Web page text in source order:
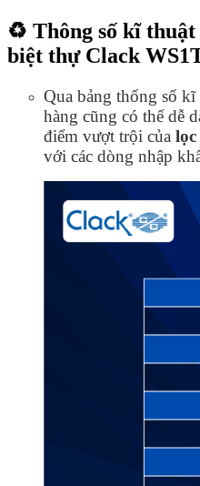
♻️ Thông số kĩ thuật
biệt thự Clack
Qua bảng thống số
hàng cũng có thế dễ
điểm vượt trội của
với các dòng nhập